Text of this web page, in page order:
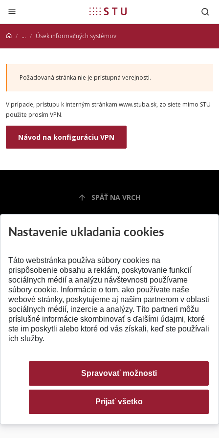
Prejsť na obsah
... Úsek informačných systémov
Požadovaná stránka nie je prístupná verejnosti.
V prípade, prístupu k interným stránkam www.stuba.sk, zo siete mimo STU
použite prosím VPN.
Návod na konfiguráciu VPN
SPÄŤ NA VRCH
© 2026 Slovenská technická univerzita
Nastavenie ukladania cookies
Táto webstránka používa súbory cookies na
prispôsobenie obsahu a reklám, poskytovanie funkcií
sociálnych médií a analýzu návštevnosti používame
súbory cookie. Informácie o tom, ako používate naše
webové stránky, poskytujeme aj našim partnerom v oblasti
sociálnych médií, inzercie a analýzy. Títo partneri môžu
príslušné informácie skombinovať s ďalšími údajmi, ktoré
ste im poskytli alebo ktoré od vás získali, keď ste používali
ich služby.
Spravovať možnosti
Prijať všetko